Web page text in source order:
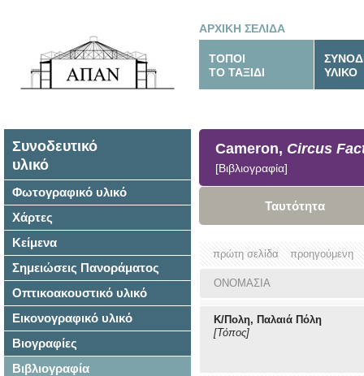
ΑΡΧΙΚΗ ΣΕΛΙΔΑ
ΤΟΠΟΙ
ΤΟ ΤΑΞΙΔΙ
ΥΛΙΚΟ
Συνοδευτικό
υλικό
Φωτογραφικό υλικό
Χάρτες
Κείμενα
Σημειώσεις Πανοράματος
Οπτικοακουστικό υλικό
Εικονογραφικό υλικό
Βιογραφίες
Βιβλιογραφία
Cameron, Circus
[Βιβλιογραφία]
Ταυτότητα
πρώτη σελίδα προηγούμενη
ΟΝΟΜΑΣΙΑ
Κ/Πολη, Παλαιά Πόλη
[Τόπος]